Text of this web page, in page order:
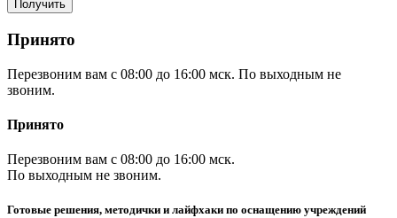
Принято
Перезвоним вам с 08:00 до 16:00 мск. По выходным не
звоним.
Принято
Перезвоним вам с 08:00 до 16:00 мск.
По выходным не звоним.
Готовые решения, методички и лайфхаки по оснащению учреждений